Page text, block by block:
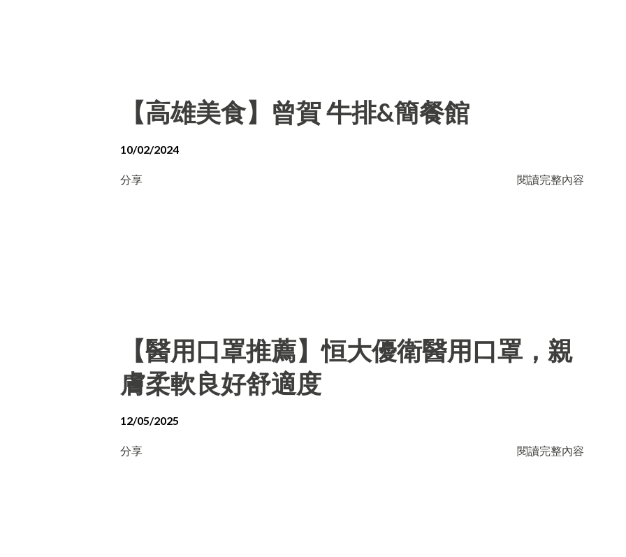
【高雄美食】曾賀 牛排&簡餐館
10/02/2024
分享 閱讀完整內容
【醫用口罩推薦】恒大優衛醫用口罩，親
膚柔軟良好舒適度
12/05/2025
分享 閱讀完整內容